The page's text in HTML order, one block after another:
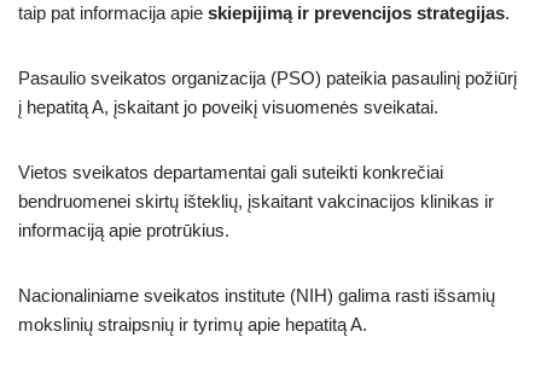
taip pat informacija apie skiepijimą ir prevencijos strategijas.
Pasaulio sveikatos organizacija (PSO) pateikia pasaulinį požiūrį
į hepatitą A, įskaitant jo poveikį visuomenės sveikatai.
Vietos sveikatos departamentai gali suteikti konkrečiai
bendruomenei skirtų išteklių, įskaitant vakcinacijos klinikas ir
informaciją apie protrūkius.
Nacionaliniame sveikatos institute (NIH) galima rasti išsamių
mokslinių straipsnių ir tyrimų apie hepatitą A.